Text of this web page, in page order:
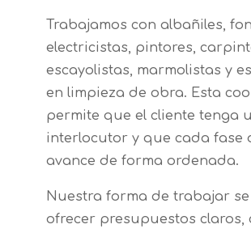
Trabajamos con albañiles,
electricistas, pintores,
escayolistas, marmolistas y
en limpieza de obra. Esta
permite que el cliente tenga
interlocutor y que cada fase
avance de forma ordenada.
Nuestra forma de trabajar
ofrecer presupuestos claros,